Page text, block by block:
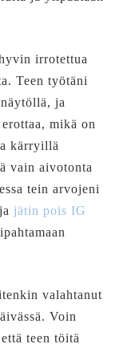
irrotettua
Teen työtäni
ja
mikä on
kärryillä
vain aivotonta
tein arvojeni
jätin pois IG
valahtanut
Voin
teen töitä